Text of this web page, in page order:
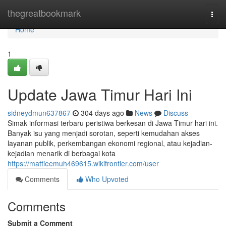
thegreatbookmark
Home
Home
1
Update Jawa Timur Hari Ini
sidneydmun637867 304 days ago News
Discuss
Simak informasi terbaru peristiwa berkesan di Jawa Timur hari ini.
Banyak isu yang menjadi sorotan, seperti kemudahan akses
layanan publik, perkembangan ekonomi regional, atau kejadian-
kejadian menarik di berbagai kota
https://mattieemuh469615.wikifrontier.com/user
Comments
Who Upvoted
Comments
Submit a Comment